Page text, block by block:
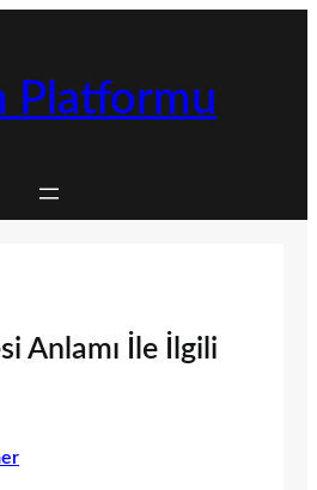
Platformu
Anlamı İle İlgili